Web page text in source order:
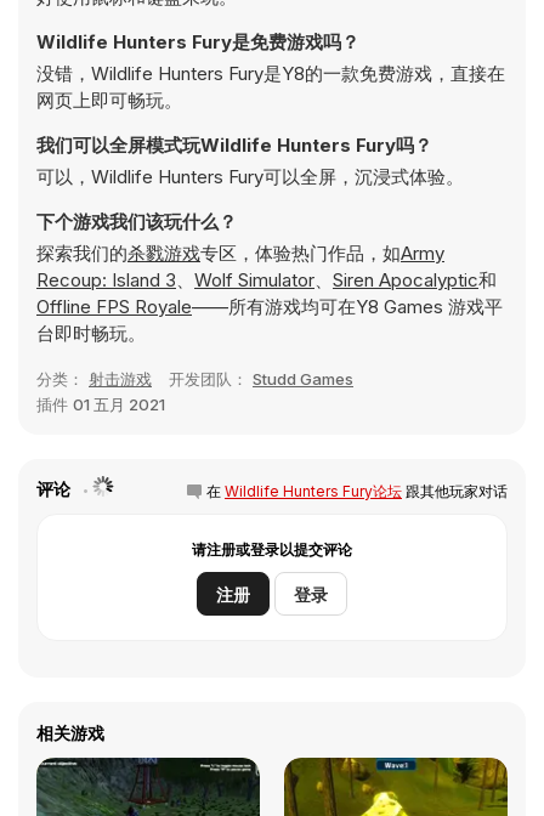
Wildlife Hunters Fury是免费游戏吗？
没错，Wildlife Hunters Fury是Y8的一款免费游戏，直接在
网页上即可畅玩。
我们可以全屏模式玩Wildlife Hunters Fury吗？
可以，Wildlife Hunters Fury可以全屏，沉浸式体验。
下个游戏我们该玩什么？
探索我们的杀戮游戏专区，体验热门作品，如Army
Recoup: Island 3、 Wolf Simulator、 Siren Apocalyptic和
Offline FPS Royale——所有游戏均可在Y8 Games 游戏平
台即时畅玩。
分类： 射击游戏 开发团队： Studd Games
插件 01 五月 2021
评论 在 Wildlife Hunters Fury论坛 跟其他玩家对话
请注册或登录以提交评论
注册 登录
相关游戏